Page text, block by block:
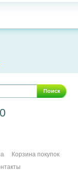
Поиск
Корзина покупок